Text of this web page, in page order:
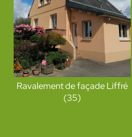
Ravalement de façade Liffré
(35)